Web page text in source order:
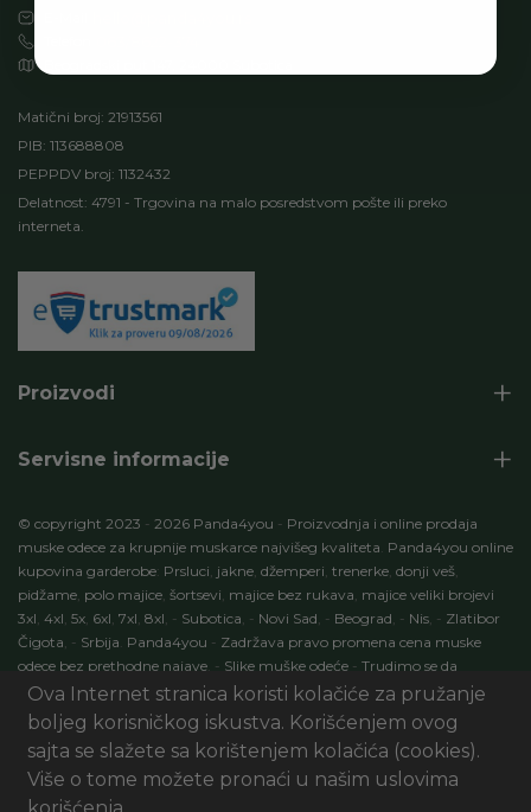
Matični broj: 21913561
PIB: 113688808
PEPPDV broj: 1132432
Delatnost: 4791 - Trgovina na malo posredstvom pošte ili preko
interneta.
Proizvodi
Servisne informacije
© copyright 2023 - 2026 Panda4you - Proizvodnja i online prodaja
muske odece za krupnije muskarce najvišeg kvaliteta. Panda4you online
kupovina garderobe: Prsluci, jakne, džemperi, trenerke, donji veš,
pidžame, polo majice, šortsevi, majice bez rukava, majice veliki brojevi
3xl, 4xl, 5x, 6xl, 7xl, 8xl, - Subotica, - Novi Sad, - Beograd, - Nis, - Zlatibor
Čigota, - Srbija. Panda4you - Zadržava pravo promena cena muske
odece bez prethodne najave. - Slike muške odeće - Trudimo se da
specifikacije proizvoda budu 100% tačni opisi proizvoda -Development
by:
ECOM Profit . Seo optimizacija : Marketing AI Digital
Sva prava zadržana
UI/UX & Art Direction by Sxablon Studio, Development by:eCom01
DOO
Ova Internet stranica koristi kolačiće za pružanje
boljeg korisničkog iskustva. Korišćenjem ovog
sajta se slažete sa korištenjem kolačića (cookies).
Više o tome možete pronaći u našim uslovima